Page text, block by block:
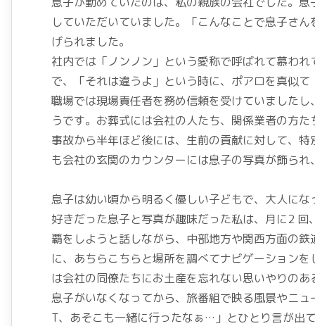
していただいていました。「こんなことで息子さ
げられました。
社内では「ノンノン」という愛称で呼ばれて慕わ
で、「それは違うよ」という時に、ポアロを真似
職場では現場責任者を務め信頼を受けていました
うです。お葬式には会社の人たち、関係業者の方
事故から半年ほど後には、生前の貢献に対して、
も会社の玄関のカウンターには息子の写真が飾ら
息子は幼い頃から明るく優しい子どもで、大人に
好きだった息子と写真が趣味だった私は、月に2
覇をしようと話しながら、中部地方や関西方面の
に、あちらこちらと場所を調べてナビゲーション
は会社の同僚たちにお土産を忘れない思いやりのあ
息子がいなくなってから、旅番組で映る風景やニ
T、あそこも一緒に行ったなぁ…」とひとり言が出